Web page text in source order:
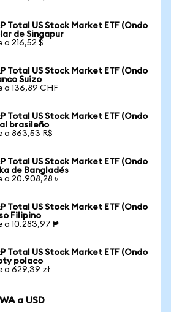
Total US Stock Market ETF (Ondo
de Singapur
a 216,52 $
Total US Stock Market ETF (Ondo
Suizo
a 136,89 CHF
Total US Stock Market ETF (Ondo
brasileño
a 863,53 R$
Total US Stock Market ETF (Ondo
de Bangladés
a 20.908,28 ৳
Total US Stock Market ETF (Ondo
Filipino
a 10.283,97 ₱
Total US Stock Market ETF (Ondo
polaco
a 629,39 zł
a USD